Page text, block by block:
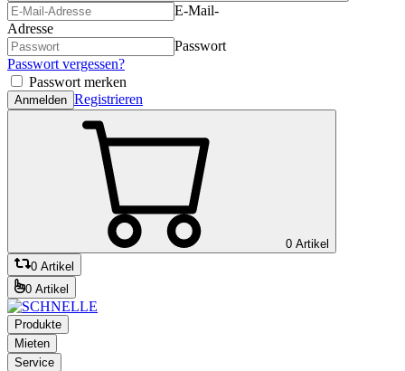
E-Mail-
Adresse
Passwort
Passwort vergessen?
Passwort merken
Anmelden Registrieren
0 Artikel
0 Artikel
0 Artikel
Produkte
Mieten
Service